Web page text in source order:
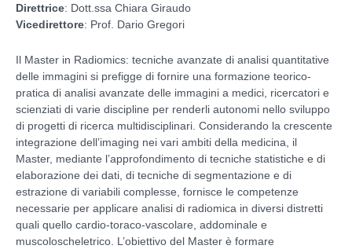
Direttrice: Dott.ssa Chiara Giraudo
Vicedirettore: Prof. Dario Gregori
Il Master in Radiomics: tecniche avanzate di analisi quantitative
delle immagini si prefigge di fornire una formazione teorico-
pratica di analisi avanzate delle immagini a medici, ricercatori e
scienziati di varie discipline per renderli autonomi nello sviluppo
di progetti di ricerca multidisciplinari. Considerando la crescente
integrazione dell’imaging nei vari ambiti della medicina, il
Master, mediante l’approfondimento di tecniche statistiche e di
elaborazione dei dati, di tecniche di segmentazione e di
estrazione di variabili complesse, fornisce le competenze
necessarie per applicare analisi di radiomica in diversi distretti
quali quello cardio-toraco-vascolare, addominale e
muscoloscheletrico. L’obiettivo del Master è formare